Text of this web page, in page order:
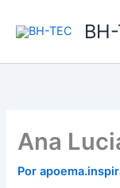
para
conteúdo
Ana
Por